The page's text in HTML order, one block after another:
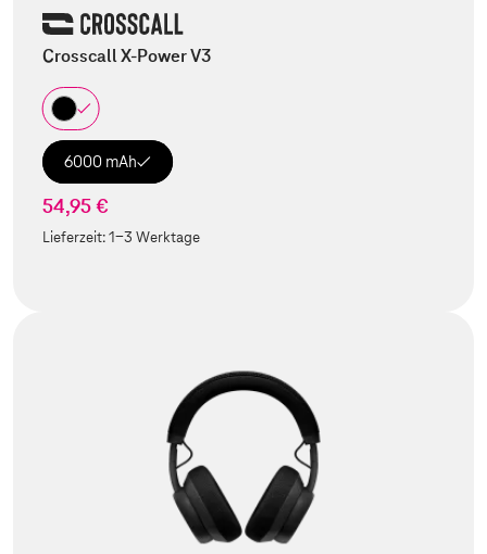
Crosscall X-Power V3
6000 mAh
54,95 €
Lieferzeit:1-3 Werktage